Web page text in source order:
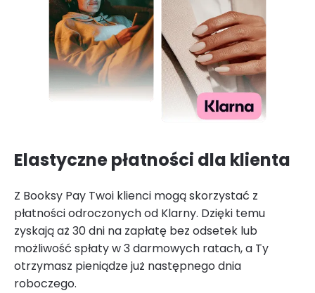
Elastyczne płatności dla klienta
Z Booksy Pay Twoi klienci mogą skorzystać z
płatności odroczonych od Klarny. Dzięki temu
zyskają aż 30 dni na zapłatę bez odsetek lub
możliwość spłaty w 3 darmowych ratach, a Ty
otrzymasz pieniądze już następnego dnia
roboczego.